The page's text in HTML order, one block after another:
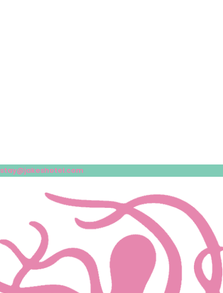
stay@jakeshotel.com